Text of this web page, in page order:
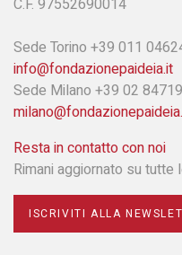
C.F. 97552690014
Sede Torino +39 011
info@fondazionepaideia.it
Sede Milano +39 02
Resta in contatto con noi
Rimani aggiornato su tutte
ISCRIVITI ALLA